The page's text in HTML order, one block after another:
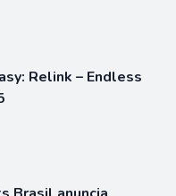
Relink – Endless